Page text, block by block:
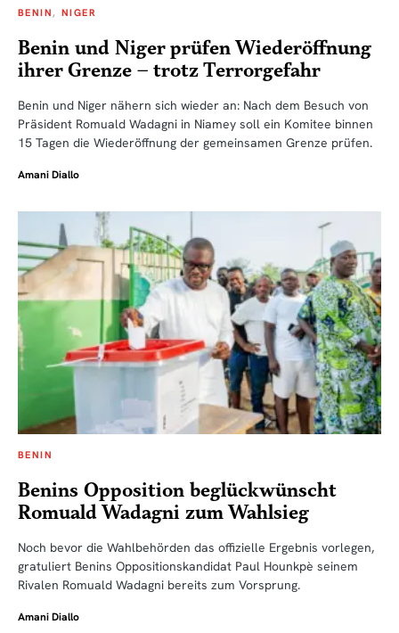
BENIN NIGER
Benin und Niger prüfen Wiederöffnung
ihrer Grenze – trotz Terrorgefahr
Benin und Niger nähern sich wieder an: Nach dem Besuch von
Präsident Romuald Wadagni in Niamey soll ein Komitee binnen
15 Tagen die Wiederöffnung der gemeinsamen Grenze prüfen.
Amani Diallo
BENIN
Benins Opposition beglückwünscht
Romuald Wadagni zum Wahlsieg
Noch bevor die Wahlbehörden das offizielle Ergebnis vorlegen,
gratuliert Benins Oppositionskandidat Paul Hounkpè seinem
Rivalen Romuald Wadagni bereits zum Vorsprung.
Amani Diallo